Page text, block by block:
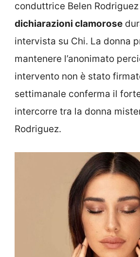
conduttrice Belen Rodriguez
dichiarazioni clamorose
intervista su Chi. La donna
mantenere l’anonimato
intervento non è stato
settimanale conferma il
intercorre tra la donna
Rodriguez.